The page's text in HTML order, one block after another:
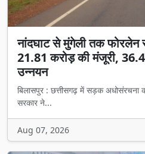
नांदघाट से मुंगेली तक फोरलेन
21.81 करोड़ की मंजूरी,
उन्नयन
बिलासपुर : छत्तीसगढ़ में सड़क अधोसंरचना
सरकार ने...
Aug 07, 2026